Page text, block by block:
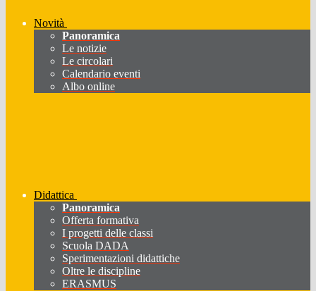
Novità
Panoramica
Le notizie
Le circolari
Calendario eventi
Albo online
Didattica
Panoramica
Offerta formativa
I progetti delle classi
Scuola DADA
Sperimentazioni didattiche
Oltre le discipline
ERASMUS